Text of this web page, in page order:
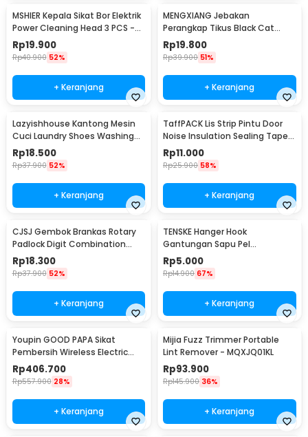
MSHIER Kepala Sikat Bor Elektrik
Power Cleaning Head 3 PCS -
DB003
Rp19.900
Rp40.900 52%
+ Keranjang
MENGXIANG Jebakan
Perangkap Tikus Black Cat
Mousetrap 2 PCS - JB56
Rp19.800
Rp39.900 51%
+ Keranjang
Lazyishhouse Kantong Mesin
Cuci Laundry Shoes Washing
Mesh Bag - 62319
Rp18.500
Rp37.900 52%
+ Keranjang
TaffPACK Lis Strip Pintu Door
Noise Insulation Sealing Tape
5Mx3cm - B35
Rp11.000
Rp25.900 58%
+ Keranjang
CJSJ Gembok Brankas Rotary
Padlock Digit Combination
Padlock - CH-209
Rp18.300
Rp37.900 52%
+ Keranjang
TENSKE Hanger Hook
Gantungan Sapu Pel
Multifungsi 1 PCS - GF-016
Rp5.000
Rp14.900 67%
+ Keranjang
Youpin GOOD PAPA Sikat
Pembersih Wireless Electric
Cleaning - CL99
Rp406.700
Rp557.900 28%
+ Keranjang
Mijia Fuzz Trimmer Portable
Lint Remover - MQXJQ01KL
Rp93.900
Rp145.900 36%
+ Keranjang